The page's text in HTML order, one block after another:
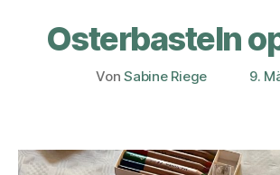
Osterbasteln
Beitragsautor
VonSabine Riege 9.